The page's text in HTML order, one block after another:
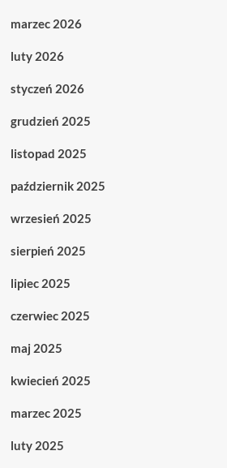
marzec 2026
luty 2026
styczeń 2026
grudzień 2025
listopad 2025
październik 2025
wrzesień 2025
sierpień 2025
lipiec 2025
czerwiec 2025
maj 2025
kwiecień 2025
marzec 2025
luty 2025